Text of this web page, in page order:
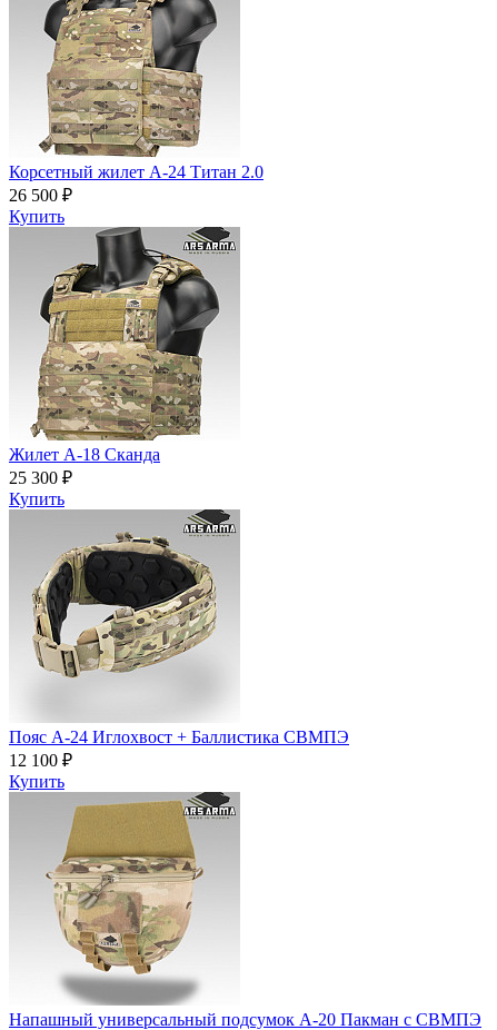
Корсетный жилет А-24 Титан 2.0
26 500 ₽
Купить
Жилет А-18 Сканда
25 300 ₽
Купить
Пояс A-24 Иглохвост + Баллистика СВМПЭ
12 100 ₽
Купить
Напашный универсальный подсумок А-20 Пакман с СВМПЭ